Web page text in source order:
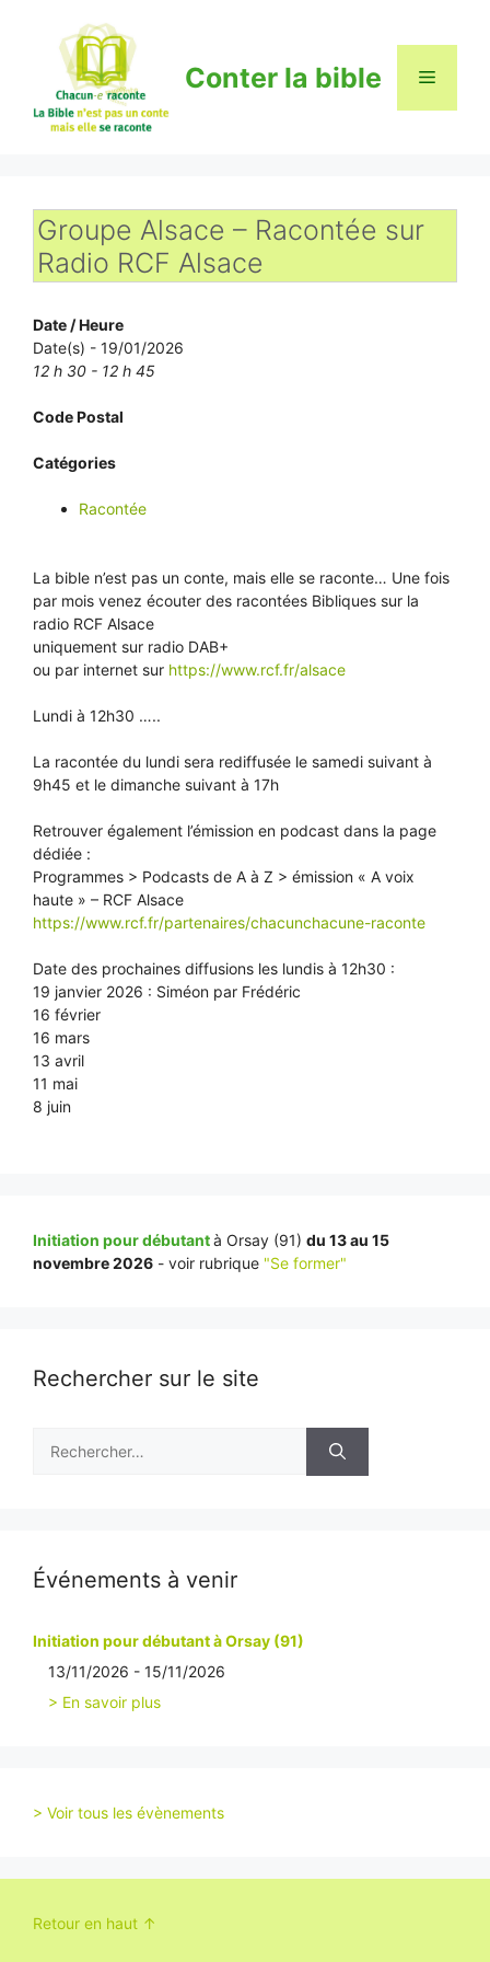
Conter la bible Menu
Groupe Alsace – Racontée sur
Radio RCF Alsace
Date / Heure
Date(s) - 19/01/2026
12 h 30 - 12 h 45
Code Postal
Catégories
Racontée
La bible n’est pas un conte, mais elle se raconte… Une fois
par mois venez écouter des racontées Bibliques sur la
radio RCF Alsace
uniquement sur radio DAB+
ou par internet sur https://www.rcf.fr/alsace
Lundi à 12h30 …..
La racontée du lundi sera rediffusée le samedi suivant à
9h45 et le dimanche suivant à 17h
Retrouver également l’émission en podcast dans la page
dédiée :
Programmes > Podcasts de A à Z > émission « A voix
haute » – RCF Alsace
https://www.rcf.fr/partenaires/chacunchacune-raconte
Date des prochaines diffusions les lundis à 12h30 :
19 janvier 2026 : Siméon par Frédéric
16 février
16 mars
13 avril
11 mai
8 juin
Initiation pour débutantà Orsay (91) du 13 au 15
novembre 2026 - voir rubrique "Se former"
Rechercher sur le site
Événements à venir
Initiation pour débutant à Orsay (91)
13/11/2026 - 15/11/2026
> En savoir plus
> Voir tous les évènements
Retour en haut ↑